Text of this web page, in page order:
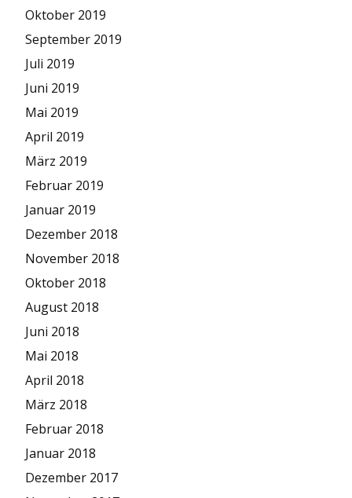
Oktober 2019
September 2019
Juli 2019
Juni 2019
Mai 2019
April 2019
März 2019
Februar 2019
Januar 2019
Dezember 2018
November 2018
Oktober 2018
August 2018
Juni 2018
Mai 2018
April 2018
März 2018
Februar 2018
Januar 2018
Dezember 2017